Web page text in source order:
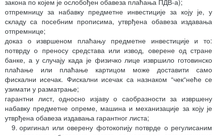
закона по којем је ослобођен обавеза плаћања ПДВ-а);
отпремницу за набавку предметне инвестиције за коју је, у
складу са посебним прописима, утврђена обавеза издавања
отпремнице;
доказ о извршеном плаћању предметне инвестиције и то:
потврду о преносу средстава или извод, оверене од стране
банке, а у случају када је физичко лице извршило готовинско
плаћање или плаћање картицом може доставити само
фискални исечак. Фискални исечак са назнаком “чек“неће се
узимати у разматрање;
гарантни лист, односно изјаву о саобразности за извршену
набавку предметне опреме, машина и механизације за коју је
утврђена обавеза издавања гарантног листа;
оригинал или оверену фотокопију потврде о регулисаним